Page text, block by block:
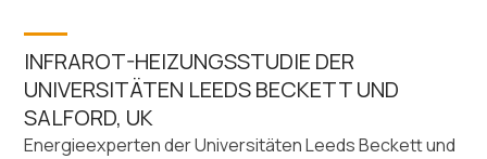
INFRAROT-HEIZUNGSSTUDIE DER
UNIVERSITÄTEN LEEDS BECKETT UND
SALFORD, UK
Energieexperten der Universitäten Leeds Beckett und